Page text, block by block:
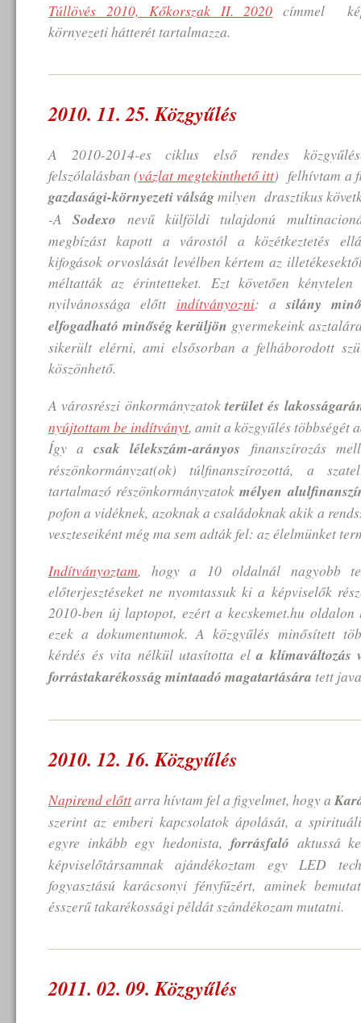
Túllövés 2010, Kőkorszak II. 2020 címmel
környezeti hátterét tartalmazza.
2010. 11. 25. Közgyűlés
A 2010-2014-es ciklus első rendes
felszólalásban(vázlat megtekinthető itt) felhívtam a
gazdasági-környezeti válságmilyen drasztikus
-ASodexo nevű külföldi tulajdonú
megbízást kapott a várostól a közétkeztetés
kifogások orvoslását levélben kértem az
méltatták az érintetteket. Ezt követően
nyilvánossága előtt indítványozni: asilány
elfogadható minőség kerüljön gyermekeink
sikerült elérni, ami elsősorban a felháborodott
köszönhető.
A városrészi önkormányzatok terület és
nyújtottam be indítványt, amit a közgyűlés többségét
Így acsak lélekszám-arányos finanszírozás
részönkormányzat(ok) túlfinanszírozottá, a
tartalmazó részönkormányzatokmélyen
pofon a vidéknek, azoknak a családoknak akik a
veszteseiként még ma sem adták fel: az élelmünket
Indítványoztam, hogy a 10 oldalnál nagyobb
előterjesztéseket ne nyomtassuk ki a képviselők
2010-ben új laptopot, ezért a kecskemet.hu oldalon
ezek a dokumentumok. A közgyűlés minősített
kérdés és vita nélkül utasította ela klímaváltozás
forrástakarékosság mintaadó magatartására tett
2010. 12. 16. Közgyűlés
Napirend előttarra hívtam fel a figyelmet, hogy a
szerint az emberi kapcsolatok ápolását, a
egyre inkább egy hedonista, forrásfaló aktussá
képviselőtársamnak ajándékoztam egy LED
fogyasztású karácsonyi fényfűzért, aminek
ésszerű takarékossági példát szándékozam mutatni.
2011. 02. 09. Közgyűlés